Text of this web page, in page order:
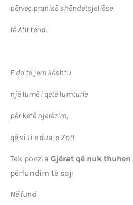
përveç pranisë shëndetsjellëse
të Atit tënd.
E do të jem kështu
një lumë i qetë lumturie
për këtë njerëzim,
që si Ti e dua, o Zot!
Tek poezia Gjërat që nuk thuhen
përfundim të saj:
Në fund